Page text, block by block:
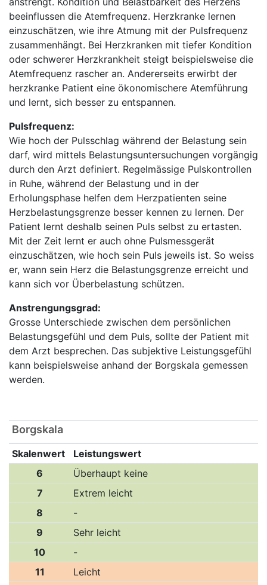
beeinflussen die Atemfrequenz. Herzkranke lernen
einzuschätzen, wie ihre Atmung mit der Pulsfrequenz
zusammenhängt. Bei Herzkranken mit tiefer Kondition
oder schwerer Herzkrankheit steigt beispielsweise die
Atemfrequenz rascher an. Andererseits erwirbt der
herzkranke Patient eine ökonomischere Atemführung
und lernt, sich besser zu entspannen.
Pulsfrequenz:
Wie hoch der Pulsschlag während der Belastung sein
darf, wird mittels Belastungsuntersuchungen vorgängig
durch den Arzt definiert. Regelmässige Pulskontrollen
in Ruhe, während der Belastung und in der
Erholungsphase helfen dem Herzpatienten seine
Herzbelastungsgrenze besser kennen zu lernen. Der
Patient lernt deshalb seinen Puls selbst zu ertasten.
Mit der Zeit lernt er auch ohne Pulsmessgerät
einzuschätzen, wie hoch sein Puls jeweils ist. So weiss
er, wann sein Herz die Belastungsgrenze erreicht und
kann sich vor Überbelastung schützen.
Anstrengungsgrad:
Grosse Unterschiede zwischen dem persönlichen
Belastungsgefühl und dem Puls, sollte der Patient mit
dem Arzt besprechen. Das subjektive Leistungsgefühl
kann beispielsweise anhand der Borgskala gemessen
werden.
Borgskala
Skalenwert
Leistungswert
6
Überhaupt keine
7
Extrem leicht
8
-
9
Sehr leicht
10
-
11
Leicht